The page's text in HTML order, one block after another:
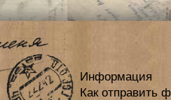
Информация
Как отправить